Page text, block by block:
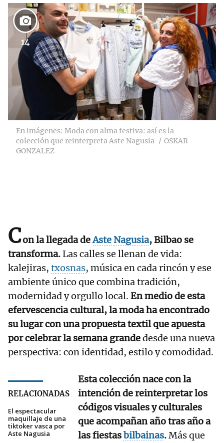
14
En imágenes: Moda con alma festiva: así es la
colección que reinterpreta Aste Nagusia
OSKAR
GONZALEZ
Con la llegada deAste Nagusia, Bilbao se
transforma.Las calles se llenan de vida:
kalejiras, txosnas, música en cada rincón y ese
ambiente único que combina tradición,
modernidad y orgullo local. En medio de esta
efervescencia cultural, la moda ha encontrado
su lugar con una propuesta textil que apuesta
por celebrar la semana grandedesde una nueva
perspectiva: con identidad, estilo y comodidad.
RELACIONADAS
El espectacular
maquillaje de una
tiktoker vasca por
Aste Nagusia
Esta colección nace con la
intención de reinterpretar los
códigos visuales y culturales
que acompañan año tras año a
las fiestasbilbainas.Más que